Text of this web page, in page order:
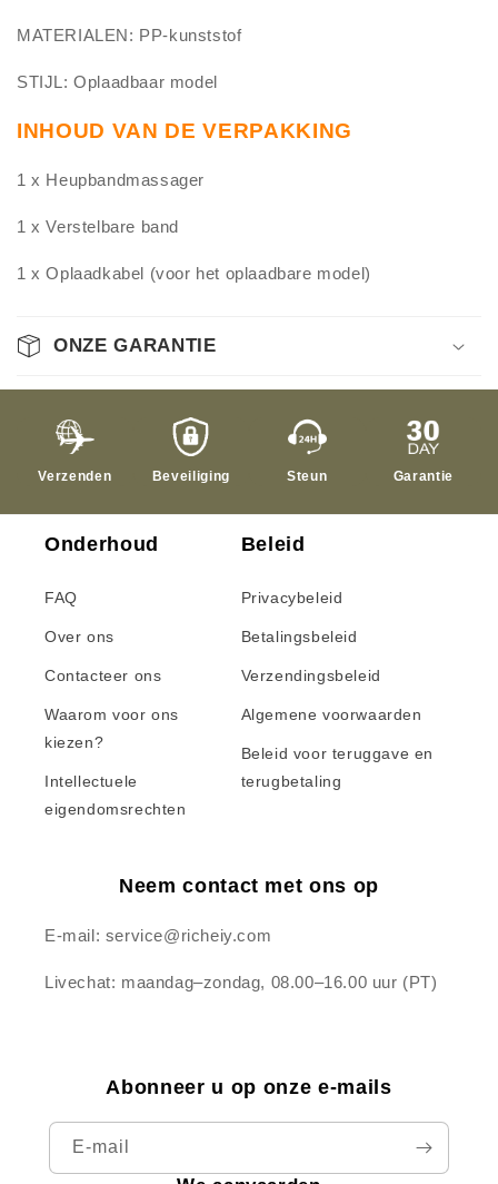
MATERIALEN: PP-kunststof
STIJL: Oplaadbaar model
INHOUD VAN DE VERPAKKING
1 x Heupbandmassager
1 x Verstelbare band
1 x Oplaadkabel (voor het oplaadbare model)
ONZE GARANTIE
Verzenden Beveiliging Steun Garantie
Onderhoud
FAQ
Over ons
Contacteer ons
Waarom voor ons
kiezen?
Intellectuele
eigendomsrechten
Beleid
Privacybeleid
Betalingsbeleid
Verzendingsbeleid
Algemene voorwaarden
Beleid voor teruggave en
terugbetaling
Neem contact met ons op
E-mail: service@richeiy.com
Livechat: maandag–zondag, 08.00–16.00 uur (PT)
Abonneer u op onze e-mails
E‑mail